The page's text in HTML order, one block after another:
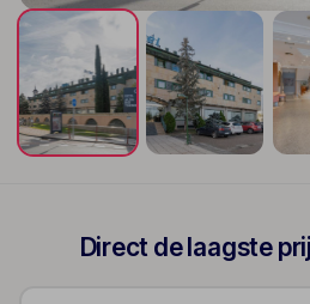
Direct de laagste